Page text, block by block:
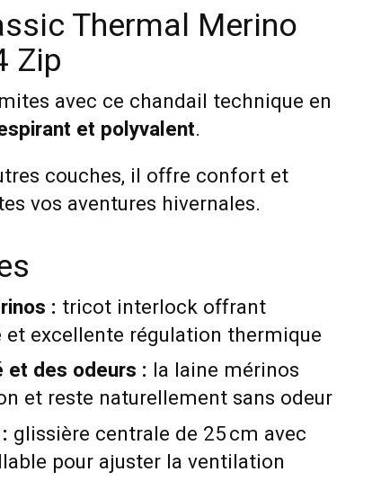
Thermal Merino
Zip
avec ce chandail technique en
et polyvalent.
couches, il offre confort et
vos aventures hivernales.
: tricot interlock offrant
excellente régulation thermique
et des odeurs : la laine mérinos
et reste naturellement sans odeur
glissière centrale de 25 cm avec
pour ajuster la ventilation